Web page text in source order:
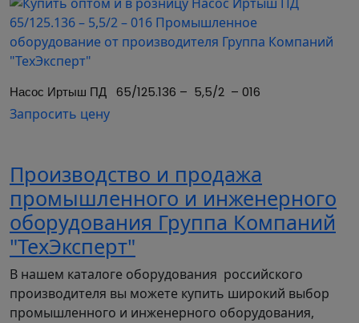
Насос Иртыш ПД   65/125.136 –  5,5/2  – 016
Запросить цену
Производство и продажа
промышленного и инженерного
оборудования Группа Компаний
"ТехЭксперт"
В нашем каталоге оборудования российского
производителя вы можете купить широкий выбор
промышленного и инженерного оборудования,